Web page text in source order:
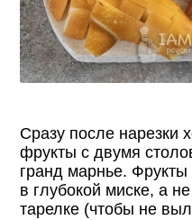
Сразу после нарезки
фрукты с двумя
гранд марнье.
в глубокой миске, а
тарелке (чтобы не